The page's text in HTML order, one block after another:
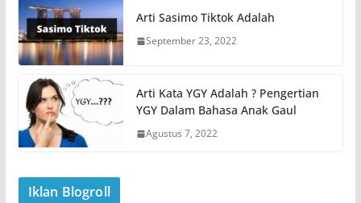
Arti Sasimo Tiktok Adalah
September 23, 2022
Arti Kata YGY Adalah ? Pengertian
YGY Dalam Bahasa Anak Gaul
Agustus 7, 2022
Iklan Blogroll